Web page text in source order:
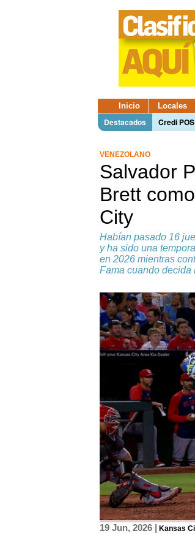
Inicio Locales
Destacados Credi
VENEZOLANO
Salvador
Brett
City
Habían pasado 16
y ha sido una
en 2026 mientras
Fama cuando decida
19 Jun, 2026 | Kansas